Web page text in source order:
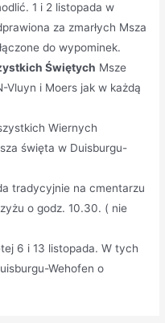
1 i 2 listopada w
za zmarłych Msza
do wypominek.
Świętych Msze
Vluyn i Moers jak w każdą
Wiernych
święta w Duisburgu-
tradycyjnie na cmentarzu
o godz. 10.30. ( nie
6 i 13 listopada. W tych
Wehofen o